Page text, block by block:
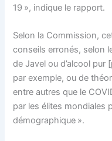
19 », indique le rapport.
Selon la Commission,
conseils erronés, selon
de Javel ou d’alcool pur
par exemple, ou de
entre autres que le
par les élites mondiales
démographique ».